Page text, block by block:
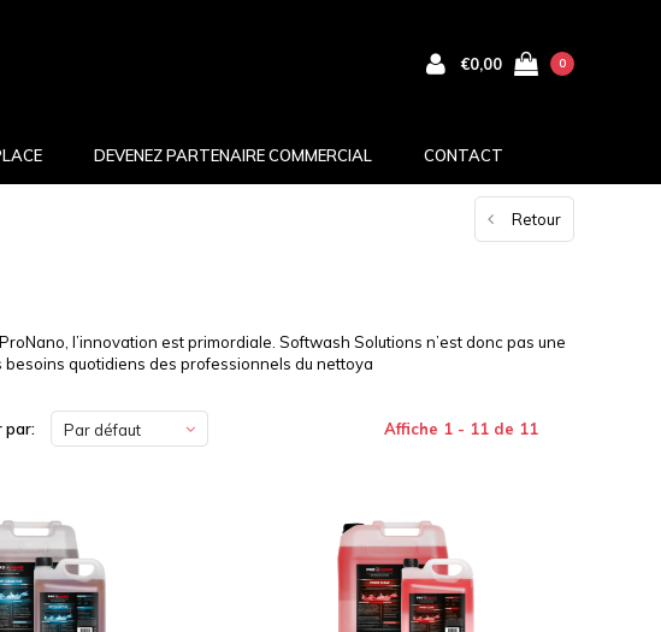
€0,00 0
DEVENEZ PARTENAIRE COMMERCIAL CONTACT
Retour
l’innovation est primordiale. Softwash Solutions n’est donc pas une
quotidiens des professionnels du nettoya
par: Par défaut Affiche 1 - 11 de 11